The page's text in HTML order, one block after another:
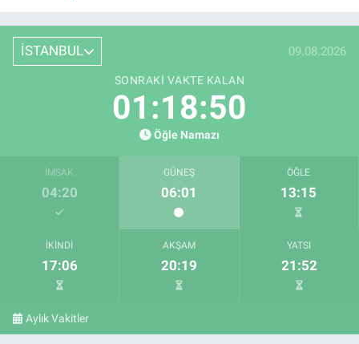
İSTANBUL 09.08.2026
SONRAKI VAKTE KALAN
01:18:49
Öğle Namazı
İMSAK
04:20
GÜNEŞ
06:01
ÖĞLE
13:15
İKINDI
17:06
AKŞAM
20:19
YATSI
21:52
Aylık Vakitler